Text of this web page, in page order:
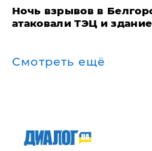
​Ночь взрывов в
атаковали ТЭЦ и
Смотреть ещё